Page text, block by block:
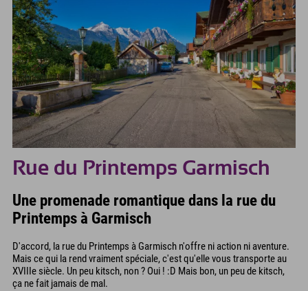
Rue du Printemps Garmisch
Une promenade romantique dans la rue du
Printemps à Garmisch
D'accord, la rue du Printemps à Garmisch n'offre ni action ni aventure.
Mais ce qui la rend vraiment spéciale, c'est qu'elle vous transporte au
XVIIIe siècle. Un peu kitsch, non ? Oui ! :D Mais bon, un peu de kitsch,
ça ne fait jamais de mal.